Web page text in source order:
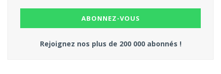
Rejoignez nos plus de 200 000 abonnés !